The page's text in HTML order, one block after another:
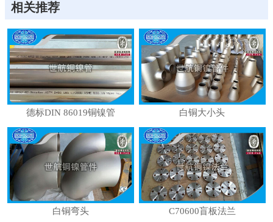
相关推荐
德标DIN 86019铜镍管 白铜大小头
白铜弯头 C70600盲板法兰